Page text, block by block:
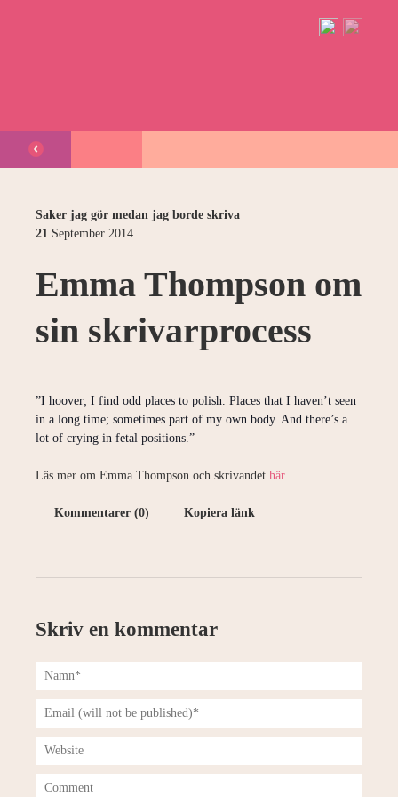
Saker jag gör medan jag borde skriva
21 September 2014
Emma Thompson om
sin skrivarprocess
”I hoover; I find odd places to polish. Places that I haven’t seen
in a long time; sometimes part of my own body. And there’s a
lot of crying in fetal positions.”
Läs mer om Emma Thompson och skrivandet här
Kommentarer (0) Kopiera länk
Skriv en kommentar